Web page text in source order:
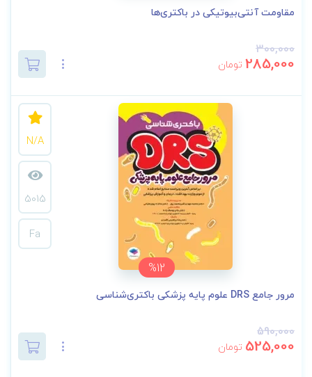
مقاومت آنتی‌بیوتیکی در باکتری‌ها
300,000
285,000 تومان
%12
N/A
5015
Fa
مرور جامع DRS علوم پایه پزشکی باکتری‌شناسی
590,000
525,000 تومان